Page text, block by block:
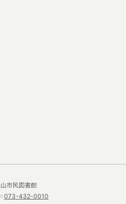
市民図書館
073-432-0010